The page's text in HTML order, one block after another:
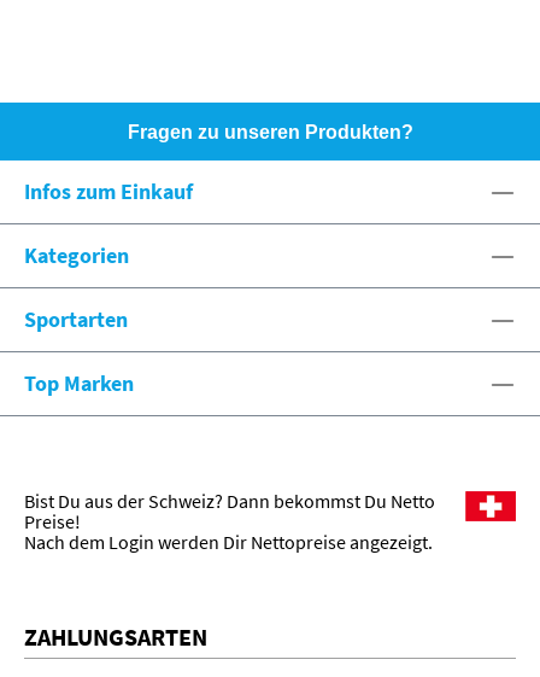
Fragen zu unseren Produkten?
eshop@spexx.org
Infos zum Einkauf
Kategorien
Sportarten
Top Marken
Bist Du aus der Schweiz? Dann bekommst Du Netto
Preise!
Nach dem Login werden Dir Nettopreise angezeigt.
ZAHLUNGSARTEN